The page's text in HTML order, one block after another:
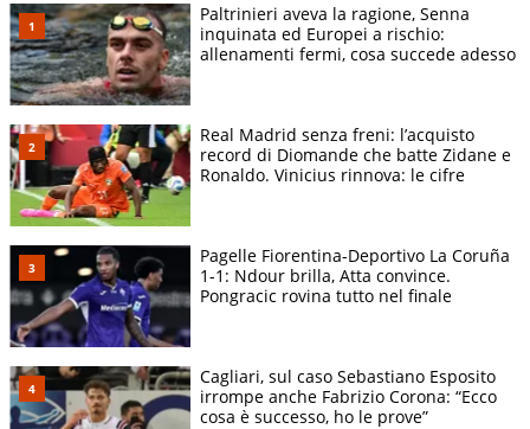
Paltrinieri aveva la ragione, Senna
inquinata ed Europei a rischio:
allenamenti fermi, cosa succede adesso
Real Madrid senza freni: l’acquisto
record di Diomande che batte Zidane e
Ronaldo. Vinicius rinnova: le cifre
Pagelle Fiorentina-Deportivo La Coruña
1-1: Ndour brilla, Atta convince.
Pongracic rovina tutto nel finale
Cagliari, sul caso Sebastiano Esposito
irrompe anche Fabrizio Corona: “Ecco
cosa è successo, ho le prove”